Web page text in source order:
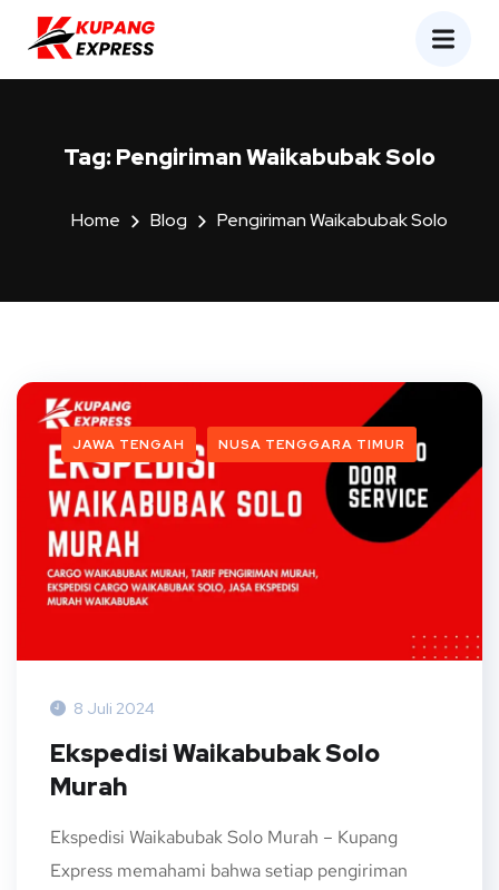
Tag: Pengiriman Waikabubak Solo
Home Blog Pengiriman Waikabubak Solo
JAWA TENGAH NUSA TENGGARA TIMUR
8 Juli 2024
Ekspedisi Waikabubak Solo
Murah
Ekspedisi Waikabubak Solo Murah – Kupang
Express memahami bahwa setiap pengiriman